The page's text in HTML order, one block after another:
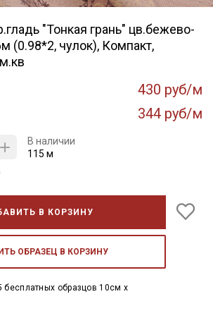
"Тонкая грань" цв.бежево-
(0.98*2, чулок), Компакт,
430 руб/м
344 руб/м
В наличии
115 м
В КОРЗИНУ
ОБРАЗЕЦ В КОРЗИНУ
бесплатных образцов 10см x